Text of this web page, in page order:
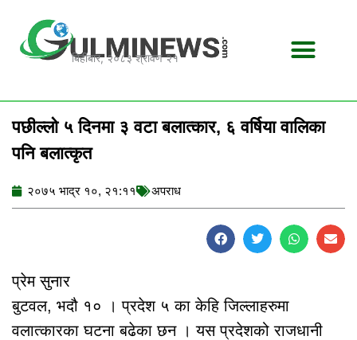
content
बिहीबार, २०८३ श्रावण २१
पछील्लो ५ दिनमा ३ वटा बलात्कार, ६ वर्षिया वालिका
पनि बलात्कृत
२०७५ भाद्र १०, २१:११ अपराध
प्रेम सुनार
बुटवल, भदौ १० । प्रदेश ५ का केहि जिल्लाहरुमा
वलात्कारका घटना बढेका छन । यस प्रदेशको राजधानी